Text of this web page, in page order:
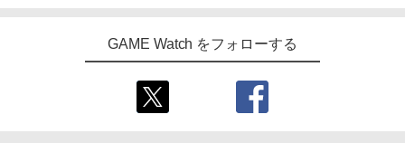
GAME Watch をフォローする